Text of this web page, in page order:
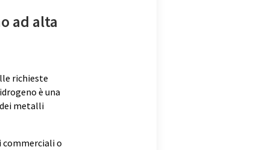
ad alta
richieste
è una
metalli
commerciali o